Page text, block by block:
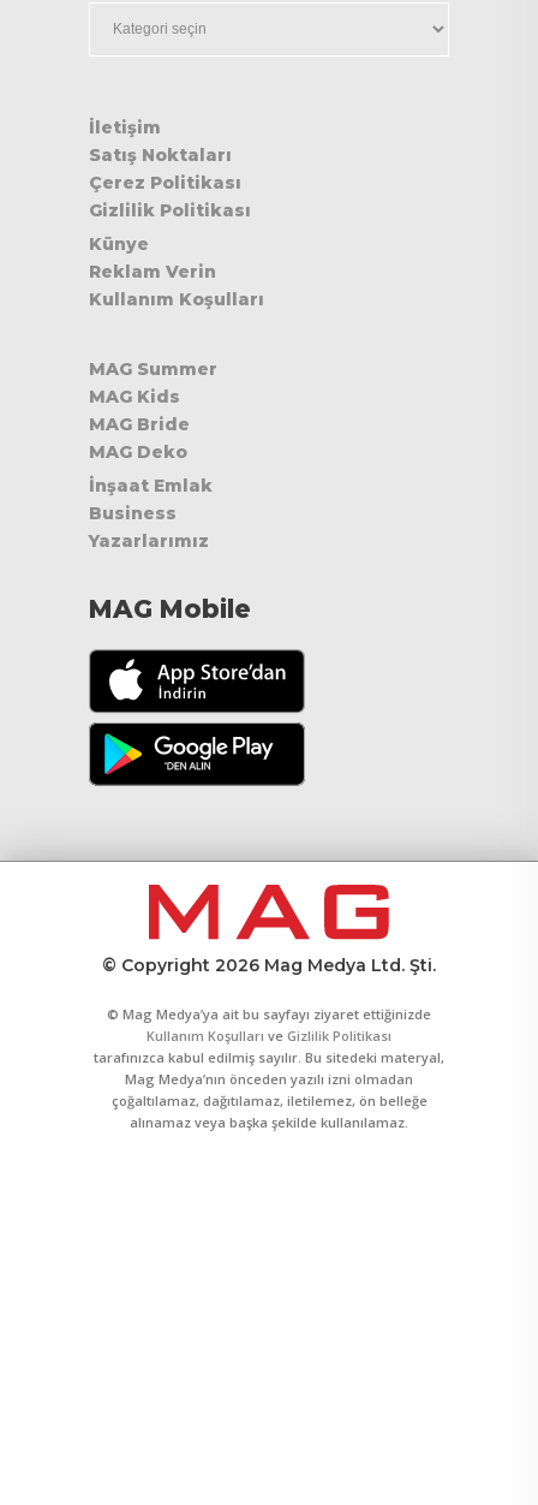
İletişim
Satış Noktaları
Çerez Politikası
Gizlilik Politikası
Künye
Reklam Verin
Kullanım Koşulları
MAG Summer
MAG Kids
MAG Bride
MAG Deko
İnşaat Emlak
Business
Yazarlarımız
MAG Mobile
© Copyright 2026 Mag Medya Ltd. Şti.
© Mag Medya’ya ait bu sayfayı ziyaret ettiğinizde
Kullanım Koşulları ve Gizlilik Politikası
tarafınızca kabul edilmiş sayılır. Bu sitedeki materyal,
Mag Medya’nın önceden yazılı izni olmadan
çoğaltılamaz, dağıtılamaz, iletilemez, ön belleğe
alınamaz veya başka şekilde kullanılamaz.